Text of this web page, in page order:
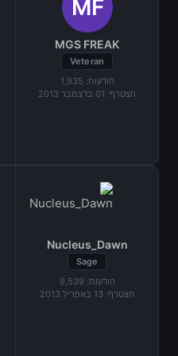
MGS FREAK
Veteran
הודעות: 1,935
הצטרף: 01 בדצמבר 2013
Nucleus_Dawn
Sage
הודעות: 9,539
הצטרף: 13 באפריל 2013